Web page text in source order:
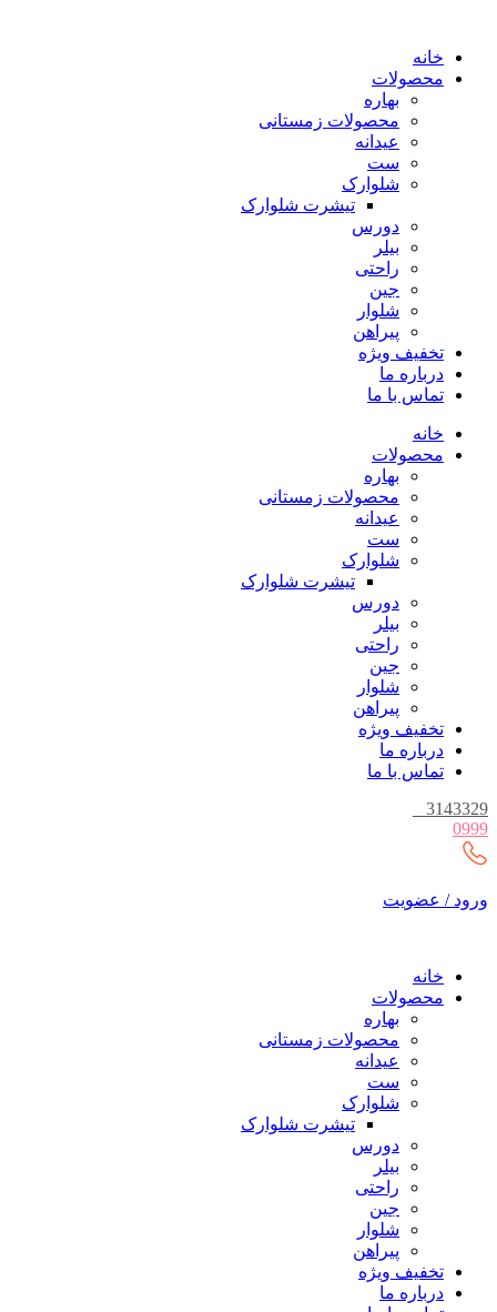
محتوا
خانه
محصولات
بهاره
محصولات زمستانی
عیدانه
ست
شلوارک
تیشرت شلوارک
دورس
بیلر
راحتی
جین
شلوار
پیراهن
تخفیف ویژه
درباره ما
تماس با ما
خانه
محصولات
بهاره
محصولات زمستانی
عیدانه
ست
شلوارک
تیشرت شلوارک
دورس
بیلر
راحتی
جین
شلوار
پیراهن
تخفیف ویژه
درباره ما
تماس با ما
3143329
0999
ورود / عضویت
خانه
محصولات
بهاره
محصولات زمستانی
عیدانه
ست
شلوارک
تیشرت شلوارک
دورس
بیلر
راحتی
جین
شلوار
پیراهن
تخفیف ویژه
درباره ما